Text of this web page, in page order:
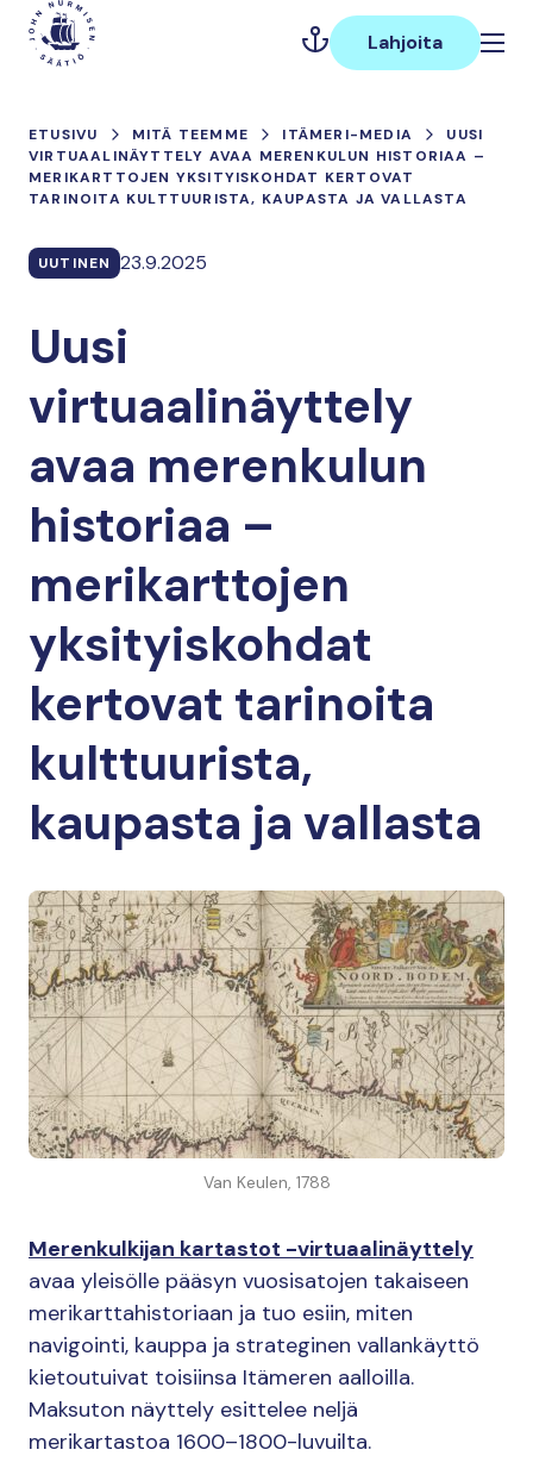
Hyppää
sisältöön
Päävalikko
Lahjoita
ETUSIVU MITÄ TEEMME ITÄMERI-MEDIA
UUSI
VIRTUAALINÄYTTELY AVAA MERENKULUN HISTORIAA –
MERIKARTTOJEN YKSITYISKOHDAT KERTOVAT
TARINOITA KULTTUURISTA, KAUPASTA JA VALLASTA
UUTINEN 23.9.2025
Uusi
virtuaalinäyttely
avaa merenkulun
historiaa –
merikarttojen
yksityiskohdat
kertovat tarinoita
kulttuurista,
kaupasta ja vallasta
Van Keulen, 1788
Merenkulkijan kartastot -virtuaalinäyttely
avaa yleisölle pääsyn vuosisatojen takaiseen
merikarttahistoriaan ja tuo esiin, miten
navigointi, kauppa ja strateginen vallankäyttö
kietoutuivat toisiinsa Itämeren aalloilla.
Maksuton näyttely esittelee neljä
merikartastoa 1600–1800-luvuilta.